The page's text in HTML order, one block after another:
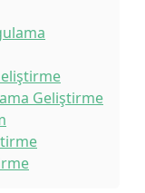
Geliştirme